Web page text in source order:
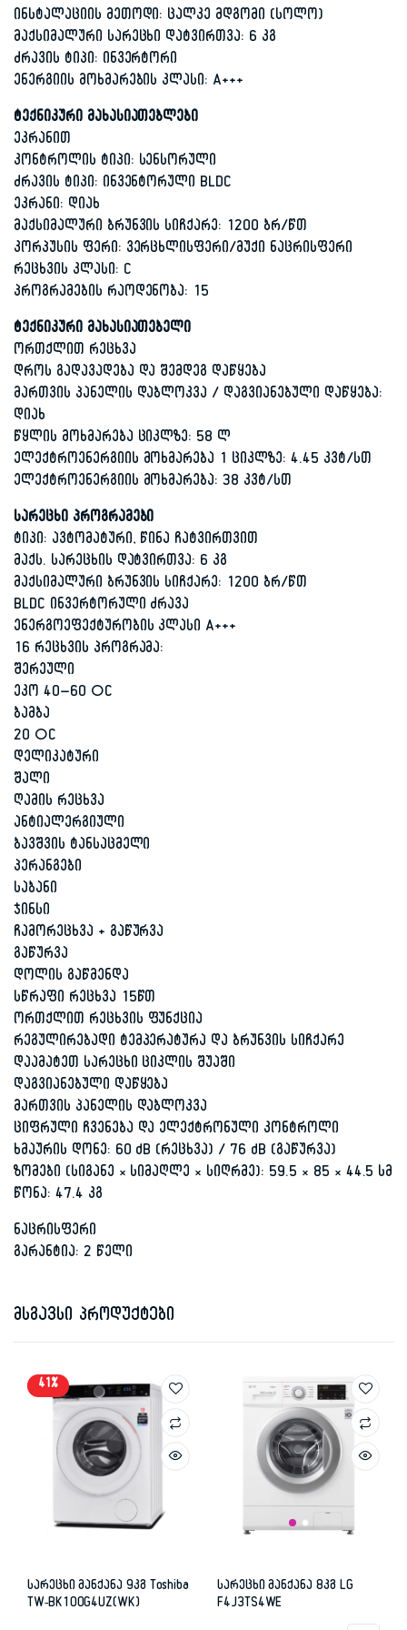
ინსტალაციის მეთოდი: ცალკე მდგომი (სოლო)
მაქსიმალური სარეცხი დატვირთვა: 6 კგ
ძრავის ტიპი: ინვერტორი
ენერგიის მოხმარების კლასი: A+++
ტექნიკური მახასიათებლები
ეკრანით
კონტროლის ტიპი: სენსორული
ძრავის ტიპი: ინვენტორული BLDC
ეკრანი: დიახ
მაქსიმალური ბრუნვის სიჩქარე: 1200 ბრ/წთ
კორპუსის ფერი: ვერცხლისფერი/მუქი ნაცრისფერი
რეცხვის კლასი: C
პროგრამების რაოდენობა: 15
ტექნიკური მახასიათებელი
ორთქლით რეცხვა
დროს გადავადება და შემდეგ დაწყება
მართვის პანელის დაბლოკვა / დაგვიანებული დაწყება:
დიახ
წყლის მოხმარება ციკლზე: 58 ლ
ელექტროენერგიის მოხმარება 1 ციკლზე: 4.45 კვტ/სთ
ელექტროენერგიის მოხმარება: 38 კვტ/სთ
სარეცხი პროგრამები
ტიპი: ავტომატური, წინა ჩატვირთვით
მაქს. სარეცხის დატვირთვა: 6 კგ
მაქსიმალური ბრუნვის სიჩქარე: 1200 ბრ/წთ
BLDC ინვერტორული ძრავა
ენერგოეფექტურობის კლასი A+++
16 რეცხვის პროგრამა:
შერეული
ეკო 40–60 °C
ბამბა
20 °C
დელიკატური
შალი
ღამის რეცხვა
ანტიალერგიული
ბავშვის ტანსაცმელი
პერანგები
საბანი
ჯინსი
ჩამორეცხვა + გაწურვა
გაწურვა
დოლის გაწმენდა
სწრაფი რეცხვა 15წთ
ორთქლით რეცხვის ფუნქცია
რეგულირებადი ტემპერატურა და ბრუნვის სიჩქარე
დაამატეთ სარეცხი ციკლის შუაში
დაგვიანებული დაწყება
მართვის პანელის დაბლოკვა
ციფრული ჩვენება და ელექტრონული კონტროლი
ხმაურის დონე: 60 dB (რეცხვა) / 76 dB (გაწურვა)
ზომები (სიგანე × სიმაღლე × სიღრმე): 59.5 × 85 × 44.5 სმ
წონა: 47.4 კგ
ნაცრისფერი
გარანტია: 2 წელი
მსგავსი პროდუქტები
41%
სარეცხი მანქანა 9კგ Toshiba
TW-BK100G4UZ(WK)
სარეცხი მანქანა 8კგ LG
F4J3TS4WE